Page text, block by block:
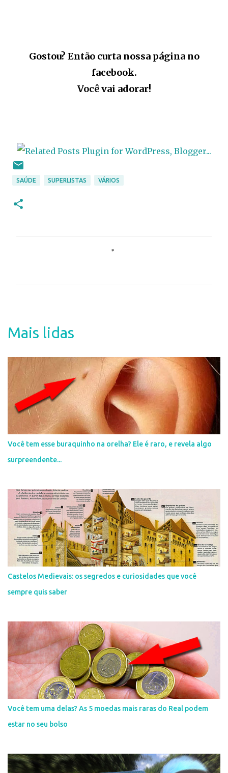
Gostou? Então curta nossa página no
facebook.
Você vai adorar!
SAÚDE SUPERLISTAS VÁRIOS
á
i
Mais lidas
Você tem esse buraquinho na orelha? Ele é raro, e revela algo
surpreendente...
Castelos Medievais: os segredos e curiosidades que você
sempre quis saber
Você tem uma delas? As 5 moedas mais raras do Real podem
estar no seu bolso